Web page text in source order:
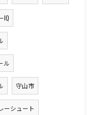
IQ
ル
守山市
ーシュート